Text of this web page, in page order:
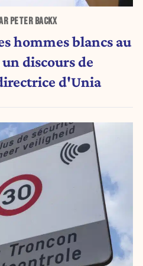
PETER BACKX
hommes blancs au
discours de
d'Unia